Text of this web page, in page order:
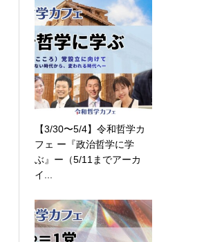
【3/30〜5/4】令和哲学カ
フェ ー『政治哲学に学
ぶ』ー（5/11までアーカ
イ...